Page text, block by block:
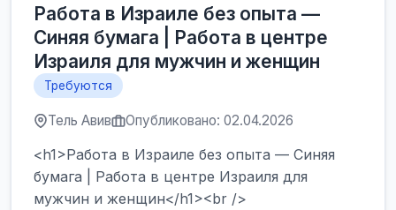
Работа в Израиле без опыта —
Синяя бумага | Работа в центре
Израиля для мужчин и женщин
Требуются
Тель Авив Опубликовано: 02.04.2026
<h1>Работа в Израиле без опыта — Синяя
бумага | Работа в центре Израиля для
мужчин и женщин</h1><br />